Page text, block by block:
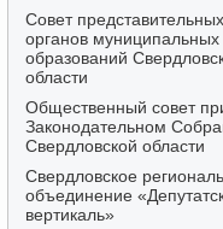
Совет представительных
органов муниципальных
образований
области
Общественный совет
Законодательном
Свердловской области
Свердловское
объединение
вертикаль»